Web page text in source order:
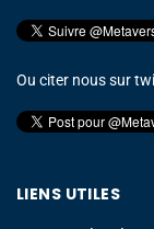
Ou citer nous sur
LIENS UTILES